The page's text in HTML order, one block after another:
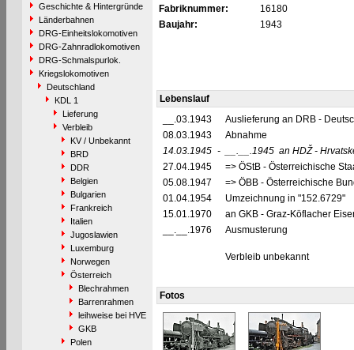
Geschichte & Hintergründe
Länderbahnen
DRG-Einheitslokomotiven
DRG-Zahnradlokomotiven
DRG-Schmalspurlok.
Kriegslokomotiven
Deutschland
KDL 1
Lieferung
Verbleib
KV / Unbekannt
BRD
DDR
Belgien
Bulgarien
Frankreich
Italien
Jugoslawien
Luxemburg
Norwegen
Österreich
Blechrahmen
Barrenrahmen
leihweise bei HVE
GKB
Polen
Fabriknummer:
16180
Baujahr:
1943
Lebenslauf
__.03.1943
Auslieferung an DRB -
08.03.1943
Abnahme
14.03.1945 - __.__.1945 an HDŽ -
27.04.1945
=> ÖStB - Österreichische
05.08.1947
=> ÖBB - Österreichische
01.04.1954
Umzeichnung in "152.6729"
15.01.1970
an GKB - Graz-Köflacher
__.__.1976
Ausmusterung
Verbleib unbekannt
Fotos